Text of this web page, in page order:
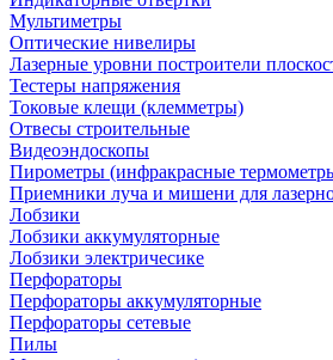
Мультиметры
Оптические нивелиры
Лазерные уровни построители
Тестеры напряжения
Токовые клещи (клемметры)
Отвесы строительные
Видеоэндоскопы
Пирометры (инфракрасные
Приемники луча и мишени для
Лобзики
Лобзики аккумуляторные
Лобзики электричесике
Перфораторы
Перфораторы аккумуляторные
Перфораторы сетевые
Пилы